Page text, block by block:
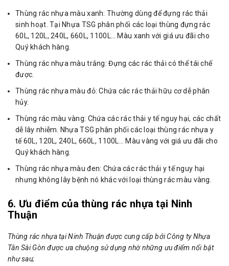
Thùng rác nhựa màu xanh: Thường dùng để đựng rác thải
sinh hoạt. Tại Nhựa TSG phân phối các loại thùng đựng rác
60L, 120L, 240L, 660L, 1100L… Màu xanh với giá ưu đãi cho
Quý khách hàng.
Thùng rác nhựa màu trắng: Đựng các rác thải có thể tái chế
được.
Thùng rác nhựa màu đỏ: Chứa các rác thải hữu cơ dễ phân
hủy.
Thùng rác màu vàng: Chứa các rác thải y tế nguy hại, các chất
dễ lây nhiễm. Nhựa TSG phân phối các loại thùng rác nhựa y
tế 60L, 120L, 240L, 660L, 1100L… Màu vàng với giá ưu đãi cho
Quý khách hàng.
Thùng rác nhựa màu đen: Chứa các rác thải y tế nguy hại
nhưng không lây bệnh nó khác với loại thùng rác màu vàng.
6. Ưu điểm của thùng rác nhựa tại Ninh
Thuận
Thùng rác nhựa tại Ninh Thuận được cung cấp bởi Công ty Nhựa
Tân Sài Gòn được ưa chuộng sử dụng nhờ những ưu điểm nổi bật
như sau;